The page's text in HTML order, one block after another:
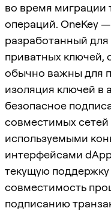
во время миграции
операций. OneKey
разработанный
приватных ключей,
обычно важны для
изоляция ключей
безопасное
совместимых
используемыми
интерфейсами
текущую
совместимость
подписанию